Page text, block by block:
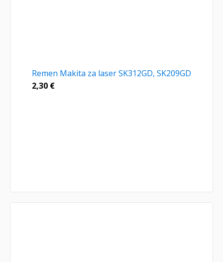
Remen Makita za laser SK312GD, SK209GD
2,30 €